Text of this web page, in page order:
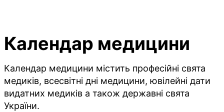
Календар медицини
Календар медицини містить професійні свята
медиків, всесвітні дні медицини, ювілейні дати
видатних медиків а також державні свята
України.